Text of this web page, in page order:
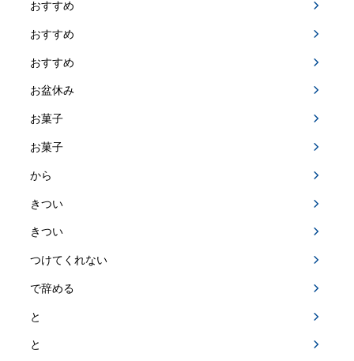
おすすめ
おすすめ
おすすめ
お盆休み
お菓子
お菓子
から
きつい
きつい
つけてくれない
で辞める
と
と